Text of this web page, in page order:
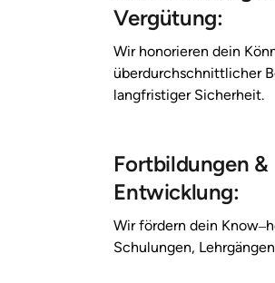
Vergütung:
Wir honorieren dein
überdurchschnittlicher
langfristiger Sicherheit.
Fortbildungen &
Entwicklung:
Wir fördern dein Know‒
Schulungen,